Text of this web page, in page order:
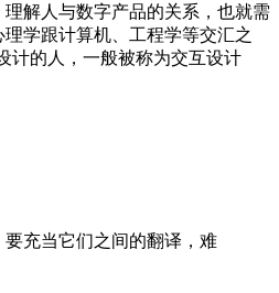
解人与数字产品的关系，也就需
学跟计算机、工程学等交汇之
计的人，一般被称为交互设计
充当它们之间的翻译，难